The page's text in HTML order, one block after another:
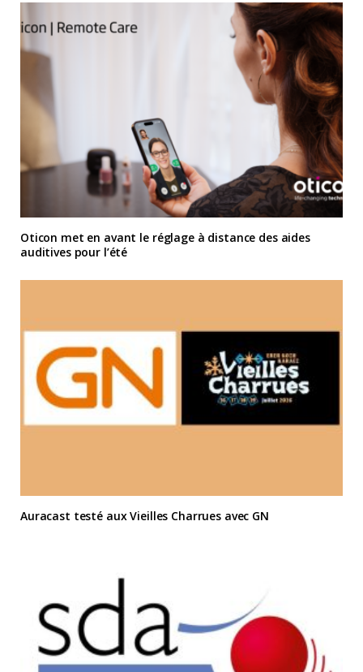
Oticon met en avant le réglage à distance des aides
auditives pour l’été
Auracast testé aux Vieilles Charrues avec GN